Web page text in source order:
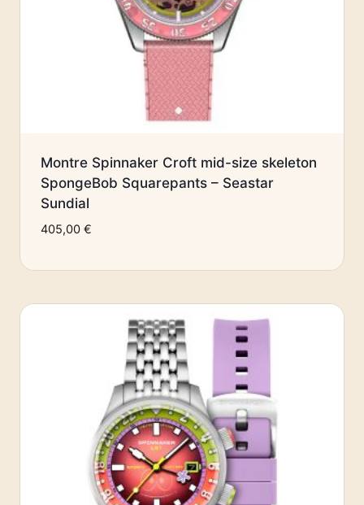
Montre Spinnaker Croft mid-size skeleton
SpongeBob Squarepants – Seastar
Sundial
405,00 €